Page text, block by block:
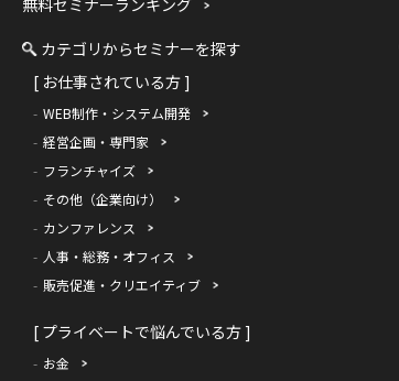
無料セミナーランキング
カテゴリからセミナーを探す
[ お仕事されている方 ]
WEB制作・システム開発
経営企画・専門家
フランチャイズ
その他（企業向け）
カンファレンス
人事・総務・オフィス
販売促進・クリエイティブ
[ プライベートで悩んでいる方 ]
お金